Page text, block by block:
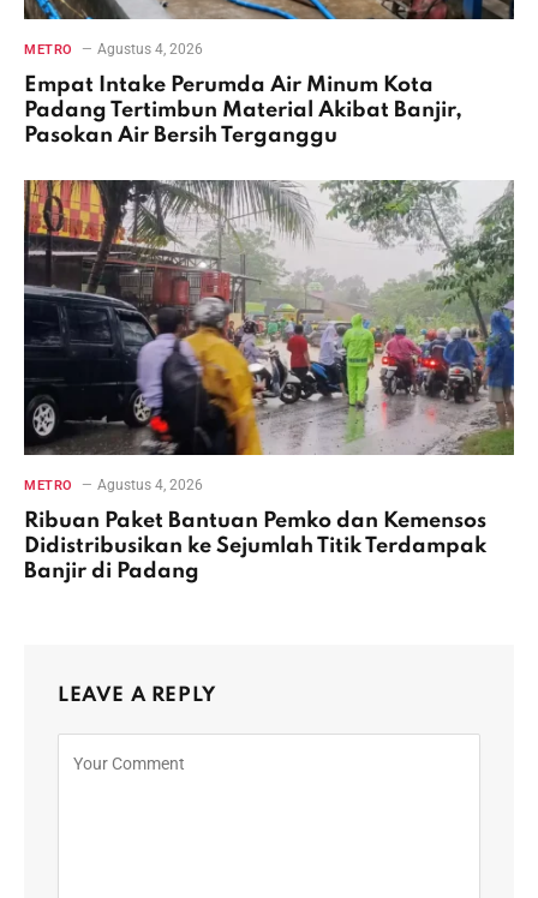
METRO Agustus 4, 2026
Empat Intake Perumda Air Minum Kota
Padang Tertimbun Material Akibat Banjir,
Pasokan Air Bersih Terganggu
METRO Agustus 4, 2026
Ribuan Paket Bantuan Pemko dan Kemensos
Didistribusikan ke Sejumlah Titik Terdampak
Banjir di Padang
LEAVE A REPLY